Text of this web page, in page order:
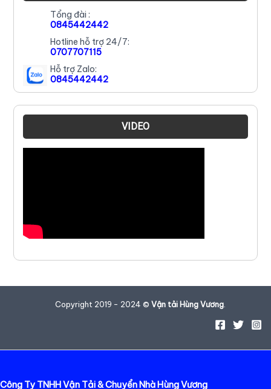
Tổng đài :
0845442442
Hotline hỗ trợ 24/7:
0707707115
Hỗ trợ Zalo:
0845442442
VIDEO
Copyright 2019 - 2024 © Vận tải Hùng Vương.
Công Ty TNHH Vận Tải & Chuyển Nhà Hùng Vương